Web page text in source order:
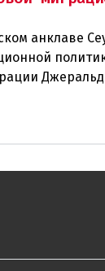
анклаве
ЕС-Турция